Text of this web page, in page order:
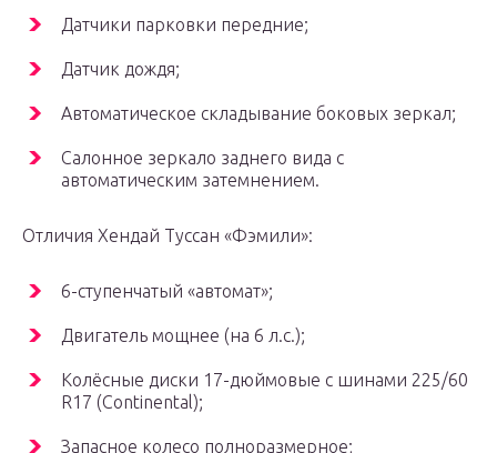
Датчики парковки передние;
Датчик дождя;
Автоматическое складывание боковых зеркал;
Салонное зеркало заднего вида с
автоматическим затемнением.
Отличия Хендай Туссан «Фэмили»:
6-ступенчатый «автомат»;
Двигатель мощнее (на 6 л.с.);
Колёсные диски 17-дюймовые с шинами 225/60
R17 (Continental);
Запасное колесо полноразмерное;